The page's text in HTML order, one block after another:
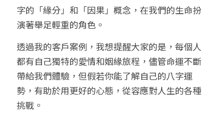
字的「緣分」和「因果」概念，在我們的生命扮
演著舉足輕重的角色。
透過我的客戶案例，我想提醒大家的是，每個人
都有自己獨特的愛情和姻緣旅程，儘管命運不斷
帶給我們體驗，但假若你能了解自己的八字運
勢，有助於用更好的心態，從容應對人生的各種
挑戰。